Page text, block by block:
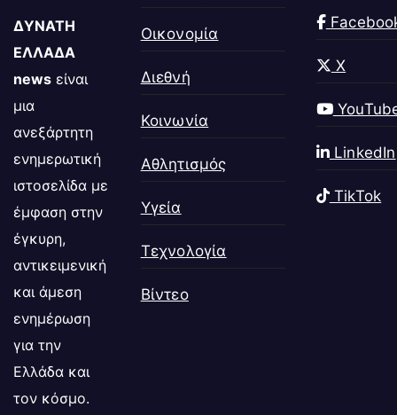
ΔΥΝΑΤΗ
ΕΛΛΑΔΑ
news είναι
μια
ανεξάρτητη
ενημερωτική
ιστοσελίδα με
έμφαση στην
έγκυρη,
αντικειμενική
και άμεση
ενημέρωση
για την
Ελλάδα και
τον κόσμο.
Οικονομία
Διεθνή
Κοινωνία
Αθλητισμός
Υγεία
Τεχνολογία
Βίντεο
X
LinkedIn
TikTok